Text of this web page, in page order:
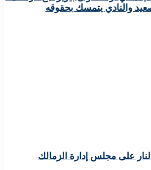
والنادي يتمسك بحقوقه
على مجلس إدارة الزمالك